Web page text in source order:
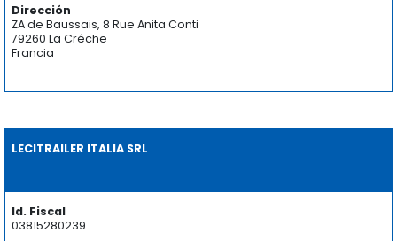
Dirección
ZA de Baussais, 8 Rue Anita Conti
79260 La Crêche
Francia
LECITRAILER ITALIA SRL
Id. Fiscal
03815280239